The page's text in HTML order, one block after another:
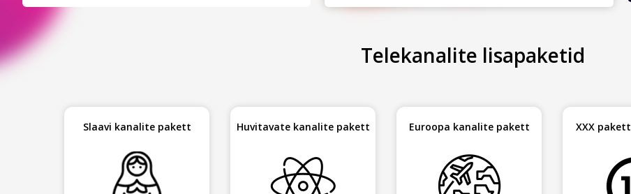
Telekanalite lisapaketid
Slaavi kanalite pakett Huvitavate kanalite pakett Euroopa kanalite pakett XXX pakett